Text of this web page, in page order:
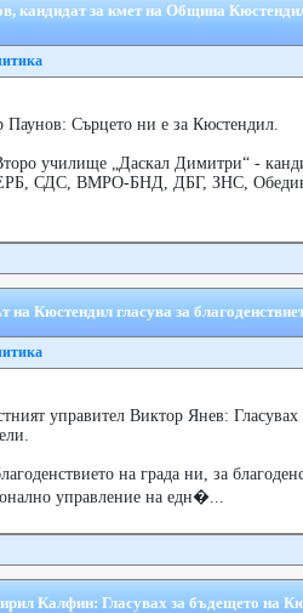
кандидат за кмет на Община
Паунов: Сърцето ни е за Кюстендил.
училище „Даскал Димитри“ -
СДС, ВМРО-БНД, ДБГ, ЗНС,
на Кюстендил гласува за
управител Виктор Янев:
на града ни, за
управление на едн�...
Калфин: Гласувах за бъдещето на